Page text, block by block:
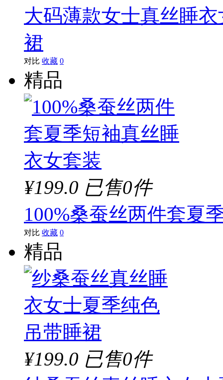
大码薄款女士真丝睡
裙
对比 收藏 0
精品
¥199.0 已售0件
100%桑蚕丝两件套夏
对比 收藏 0
精品
¥199.0 已售0件